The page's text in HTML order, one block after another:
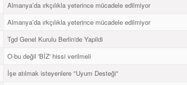
Almanya’da ırkçılıkla yeterince mücadele edilmiyor
Almanya’da ırkçılıkla yeterince mücadele edilmiyor
Tgd Genel Kurulu Berlin'de Yapildi
O-bu değil 'BİZ' hissi verilmeli
İşe atılmak isteyenlere "Uyum Desteği"